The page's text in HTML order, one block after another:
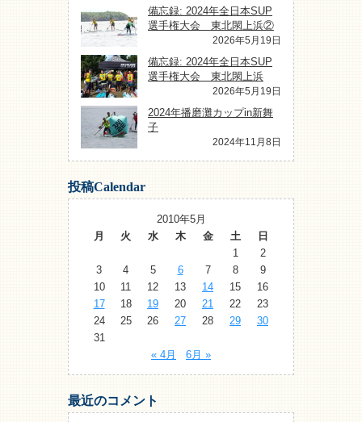
備忘録: 2024年全日本SUP
選手権大会 東北閖上浜②
2026年5月19日
備忘録: 2024年全日本SUP
選手権大会 東北閖上浜
2026年5月19日
2024年播磨灘カップin新舞
子
2024年11月8日
投稿Calendar
2010年5月
月
火 水 木 金 土
日
1
2
3
4 5 6 7 8
9
10
11 12 13 14 15
16
17
18 19 20 21 22
23
24
25 26 27 28 29
30
31
« 4月
6月 »
最近のコメント